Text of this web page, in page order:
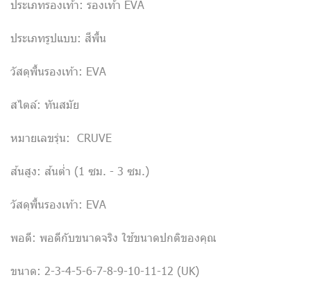
ประเภทรองเท้า: รองเท้า EVA
ประเภทรูปแบบ: สีพื้น
วัสดุพื้นรองเท้า: EVA
สไตล์: ทันสมัย
หมายเลขรุ่น: CRUVE
ส้นสูง: ส้นต่ำ (1 ซม. - 3 ซม.)
วัสดุพื้นรองเท้า: EVA
พอดี: พอดีกับขนาดจริง ใช้ขนาดปกติของคุณ
ขนาด: 2-3-4-5-6-7-8-9-10-11-12 (UK)